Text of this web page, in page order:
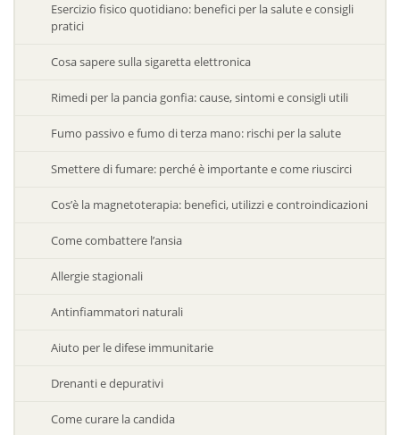
Esercizio fisico quotidiano: benefici per la salute e consigli
pratici
Cosa sapere sulla sigaretta elettronica
Rimedi per la pancia gonfia: cause, sintomi e consigli utili
Fumo passivo e fumo di terza mano: rischi per la salute
Smettere di fumare: perché è importante e come riuscirci
Cos’è la magnetoterapia: benefici, utilizzi e controindicazioni
Come combattere l’ansia
Allergie stagionali
Antinfiammatori naturali
Aiuto per le difese immunitarie
Drenanti e depurativi
Come curare la candida